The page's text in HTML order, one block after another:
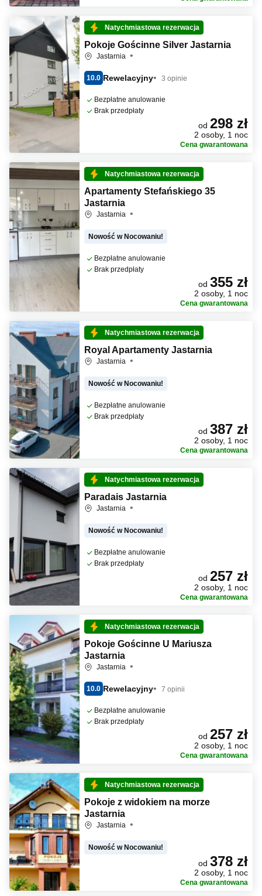
Natychmiastowa rezerwacja
Pokoje Gościnne Silver Jastarnia
Jastarnia
10.0 Rewelacyjny 3 opinie
Bezpłatne anulowanie
Brak przedpłaty
od 298 zł
2 osoby, 1 noc
Cena gwarantowana
Natychmiastowa rezerwacja
Apartamenty Stefańskiego 35
Jastarnia
Jastarnia
Nowość w Nocowaniu!
Bezpłatne anulowanie
Brak przedpłaty
od 355 zł
2 osoby, 1 noc
Cena gwarantowana
Natychmiastowa rezerwacja
Royal Apartamenty Jastarnia
Jastarnia
Nowość w Nocowaniu!
Bezpłatne anulowanie
Brak przedpłaty
od 387 zł
2 osoby, 1 noc
Cena gwarantowana
Natychmiastowa rezerwacja
Paradais Jastarnia
Jastarnia
Nowość w Nocowaniu!
Bezpłatne anulowanie
Brak przedpłaty
od 257 zł
2 osoby, 1 noc
Cena gwarantowana
Natychmiastowa rezerwacja
Pokoje Gościnne U Mariusza
Jastarnia
Jastarnia
10.0 Rewelacyjny 7 opinii
Bezpłatne anulowanie
Brak przedpłaty
od 257 zł
2 osoby, 1 noc
Cena gwarantowana
Natychmiastowa rezerwacja
Pokoje z widokiem na morze
Jastarnia
Jastarnia
Nowość w Nocowaniu!
od 378 zł
2 osoby, 1 noc
Cena gwarantowana